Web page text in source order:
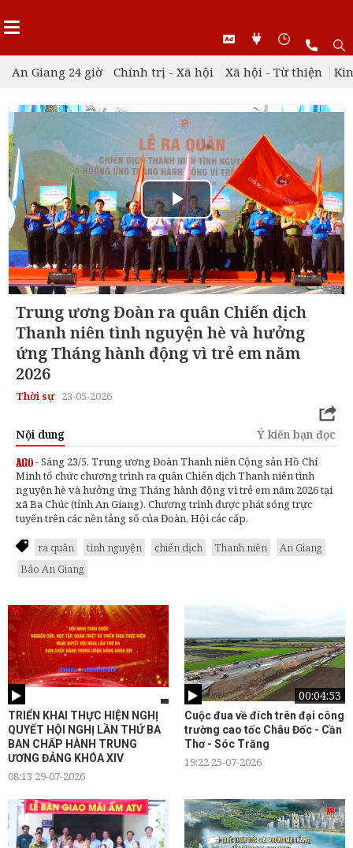
An Giang 24 giờ Chính trị - Xã hội Xã hội - Từ thiện
Play
Video
Trung ương Đoàn ra quân Chiến dịch
Thanh niên tình nguyện hè và hưởng
ứng Tháng hành động vì trẻ em năm
2026
Thời sự 23-05-2026
Nội dung Ý kiến bạn đọc
- Sáng 23/5, Trung ương Đoàn Thanh niên Cộng sản Hồ Chí
Minh tổ chức chương trình ra quân Chiến dịch Thanh niên tình
nguyện hè và hưởng ứng Tháng hành động vì trẻ em năm 2026 tại
xã Ba Chúc (tỉnh An Giang). Chương trình được phát sóng trực
tuyến trên các nền tảng số của Đoàn, Hội các cấp.
ra quân tình nguyện chiến dịch Thanh niên
An Giang
Báo An Giang
TRIỂN KHAI THỰC HIỆN NGHỊ
QUYẾT HỘI NGHỊ LẦN THỨ BA
BAN CHẤP HÀNH TRUNG
ƯƠNG ĐẢNG KHÓA XIV
08:13 29-07-2026
00:04:53
Cuộc đua về đích trên đại công
trường cao tốc Châu Đốc - Cần
Thơ - Sóc Trăng
19:22 25-07-2026